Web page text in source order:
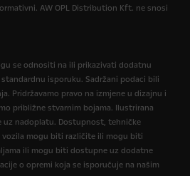
AW OPL Distribution Kft. ne snosi
se odnositi na ili prikazivati dodatnu
isporuku. Sadržani podaci bili
Pridržavamo pravo na izmjene u dizajnu i
približne stvarnim bojama. Ilustrirana
uz nadoplatu. Dostupnost, tehničke
vozila mogu biti različite ili mogu biti
ili mogu biti dostupne uz dodatne
o opremi koja se isporučuje na našim